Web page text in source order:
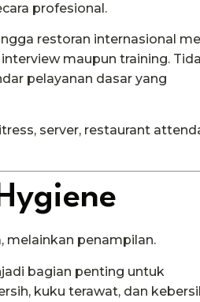
profesional.
restoran internasional
maupun training.
pelayanan dasar yang
server, restaurant
melainkan penampilan.
bagian penting untuk
kuku terawat, dan